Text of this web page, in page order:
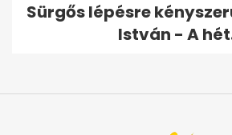
Sürgős lépésre
István - A